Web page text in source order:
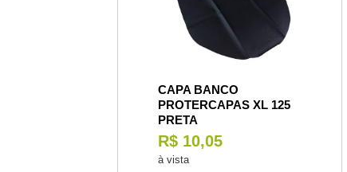
CAPA BANCO
PROTERCAPAS XL 125
PRETA
R$ 10,05
à vista